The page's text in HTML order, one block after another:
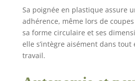
les
Sa poignée en plastique assure
adhérence, même lors de
sa forme circulaire et ses
elle s’intègre aisément dans
travail.